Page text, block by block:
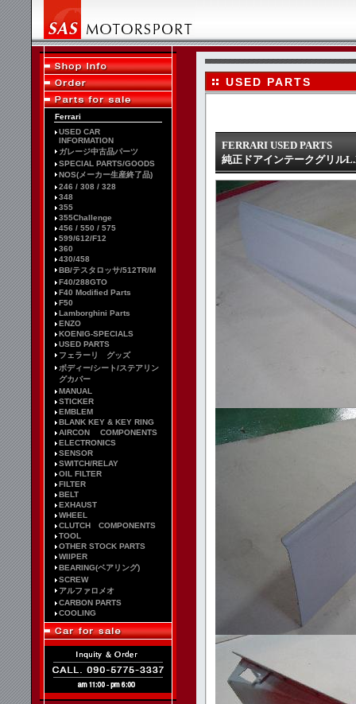
Ferrari
USED CAR
INFORMATION
ガレージ中古品パーツ
SPECIAL PARTS/GOODS
NOS(メーカー生産終了品)
246 / 308 / 328
348
355
355Challenge
456 / 550 / 575
599/612/F12
360
430/458
BB/テスタロッサ/512TR/M
F40/288GTO
F40 Modified Parts
F50
Lamborghini Parts
ENZO
KOENIG-SPECIALS
USED PARTS
フェラーリ グッズ
ボディー/シート/ステアリン
グカバー
MANUAL
STICKER
EMBLEM
BLANK KEY & KEY RING
AIRCON COMPONENTS
ELECTRONICS
SENSOR
SWITCH/RELAY
OIL FILTER
FILTER
BELT
EXHAUST
WHEEL
CLUTCH COMPONENTS
TOOL
OTHER STOCK PARTS
WIIPER
BEARING(ベアリング)
SCREW
アルファロメオ
CARBON PARTS
COOLING
USED PARTS
FERRARI USED PARTS
純正ドアインテークグリル